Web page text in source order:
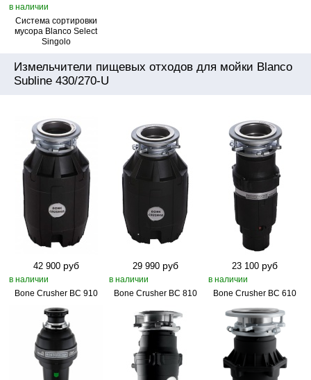
в наличии
Система сортировки
мусора Blanco Select
Singolo
Измельчители пищевых отходов для мойки Blanco
Subline 430/270-U
42 900 руб
в наличии
Bone Crusher BC 910
29 990 руб
в наличии
Bone Crusher BC 810
23 100 руб
в наличии
Bone Crusher BC 610